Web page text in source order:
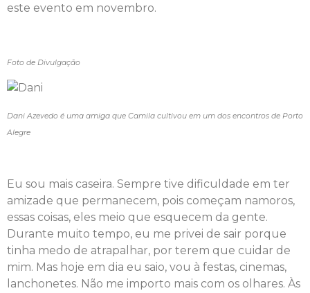
este evento em novembro.
Foto de Divulgação
Dani Azevedo é uma amiga que Camila cultivou em um dos encontros de Porto
Alegre
Eu sou mais caseira. Sempre tive dificuldade em ter
amizade que permanecem, pois começam namoros,
essas coisas, eles meio que esquecem da gente.
Durante muito tempo, eu me privei de sair porque
tinha medo de atrapalhar, por terem que cuidar de
mim. Mas hoje em dia eu saio, vou à festas, cinemas,
lanchonetes. Não me importo mais com os olhares. Às